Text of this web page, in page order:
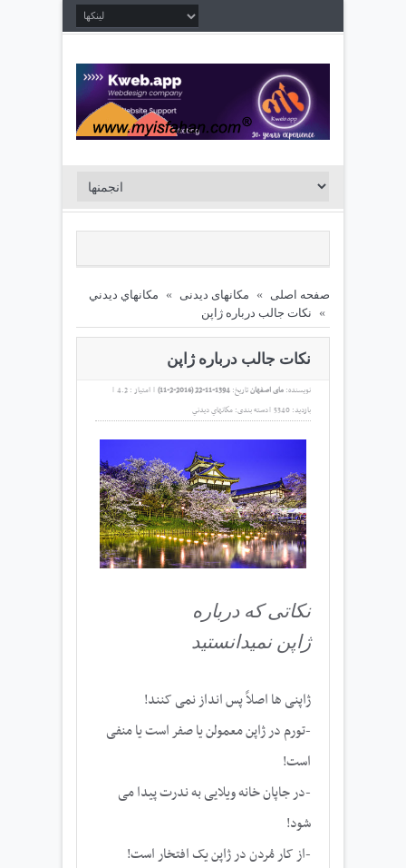
صفحه اصلی » مکانهای دیدنی »
مكانهاي ديدني
»
نکات جالب درباره ژاپن
نکات جالب درباره ژاپن
نویسنده: مای اصفهانتاریخ: 1394-11-22 (
2016-2-11
)
| امتیاز : 4.2
|
بازدید: 5340
|دسته بندی: مكانهاي ديدني
نکاتی که درباره
ژاپن نمیدانستید
ژاپنی ها اصلاً پس انداز نمی کنند!
-تورم در ژاپن معمولن یا صفر است یا منفی
است!
-در جاپان خانه ویلایی به ندرت پیدا می
شود!
-از کار مُردن در ژاپن یک افتخار است!